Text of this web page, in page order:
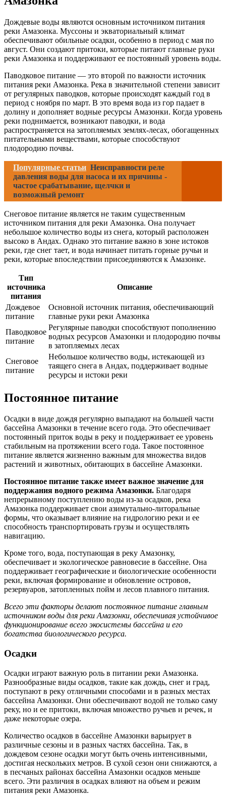
Дождевые воды являются основным источником питания
реки Амазонка. Муссоны и экваториальный климат
обеспечивают обильные осадки, особенно в период с мая по
август. Они создают притоки, которые питают главные руки
реки Амазонка и поддерживают ее постоянный уровень воды.
Паводковое питание — это второй по важности источник
питания реки Амазонка. Река в значительной степени зависит
от регулярных паводков, которые происходят каждый год в
период с ноября по март. В это время вода из гор падает в
долину и дополняет водные ресурсы Амазонки. Когда уровень
реки поднимается, возникают паводки, и вода
распространяется на затопляемых землях-лесах, обогащенных
питательными веществами, которые способствуют
плодородию почвы.
Популярные статьи Неисправности реле
давления воды для насоса и их причины -
частое срабатывание, щелчки и
возможный ремонт
Снеговое питание является не таким существенным
источником питания для реки Амазонка. Она получает
небольшое количество воды из снега, который расположен
высоко в Андах. Однако это питание важно в зоне истоков
реки, где снег тает, и вода начинает питать горные ручьи и
реки, которые впоследствии присоединяются к Амазонке.
Тип
источника
питания
Описание
Дождевое
питание
Основной источник питания, обеспечивающий
главные руки реки Амазонка
Паводковое
питание
Регулярные паводки способствуют пополнению
водных ресурсов Амазонки и плодородию почвы
в затопляемых лесах
Снеговое
питание
Небольшое количество воды, истекающей из
таящего снега в Андах, поддерживает водные
ресурсы и истоки реки
Постоянное питание
Осадки в виде дождя регулярно выпадают на большей части
бассейна Амазонки в течение всего года. Это обеспечивает
постоянный приток воды в реку и поддерживает ее уровень
стабильным на протяжении всего года. Такое постоянное
питание является жизненно важным для множества видов
растений и животных, обитающих в бассейне Амазонки.
Постоянное питание также имеет важное значение для
поддержания водного режима Амазонки. Благодаря
непрерывному поступлению воды из-за осадков, река
Амазонка поддерживает свои азимутально-литоральные
формы, что оказывает влияние на гидрологию реки и ее
способность транспортировать грузы и осуществлять
навигацию.
Кроме того, вода, поступающая в реку Амазонку,
обеспечивает и экологическое равновесие в бассейне. Она
поддерживает географические и биологические особенности
реки, включая формирование и обновление островов,
резервуаров, затопленных пойм и лесов плавного питания.
Всего эти факторы делают постоянное питание главным
источником воды для реки Амазонки, обеспечивая устойчивое
функционирование всего экосистемы бассейна и его
богатства биологического ресурса.
Осадки
Осадки играют важную роль в питании реки Амазонка.
Разнообразные виды осадков, такие как дождь, снег и град,
поступают в реку отличными способами и в разных местах
бассейна Амазонки. Они обеспечивают водой не только саму
реку, но и ее притоки, включая множество ручьев и речек, и
даже некоторые озера.
Количество осадков в бассейне Амазонки варьирует в
различные сезоны и в разных частях бассейна. Так, в
дождевом сезоне осадки могут быть очень интенсивными,
достигая нескольких метров. В сухой сезон они снижаются, а
в песчаных районах бассейна Амазонки осадков меньше
всего. Эти различия в осадках влияют на объем и режим
питания реки Амазонка.